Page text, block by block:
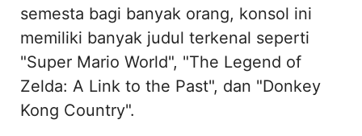
semesta bagi banyak orang, konsol ini
memiliki banyak judul terkenal seperti
"Super Mario World", "The Legend of
Zelda: A Link to the Past", dan "Donkey
Kong Country".